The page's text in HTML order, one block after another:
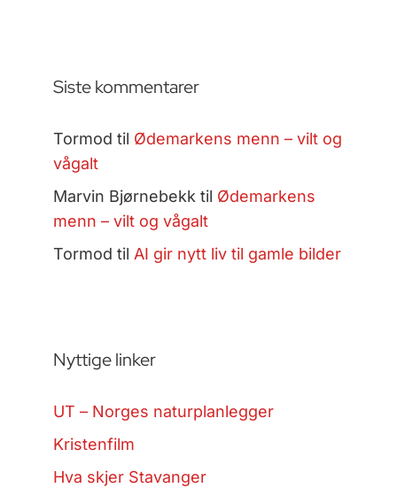
Siste kommentarer
Tormod til Ødemarkens menn – vilt og
vågalt
Marvin Bjørnebekk til Ødemarkens
menn – vilt og vågalt
Tormod til AI gir nytt liv til gamle bilder
Nyttige linker
UT – Norges naturplanlegger
Kristenfilm
Hva skjer Stavanger